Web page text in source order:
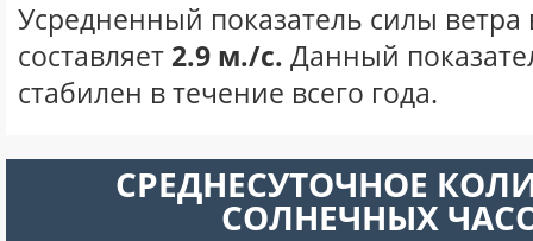
Усредненный показатель силы
составляет 2.9 м./с. Данный
стабилен в течение всего года.
СРЕДНЕСУТОЧНОЕ
СОЛНЕЧНЫХ